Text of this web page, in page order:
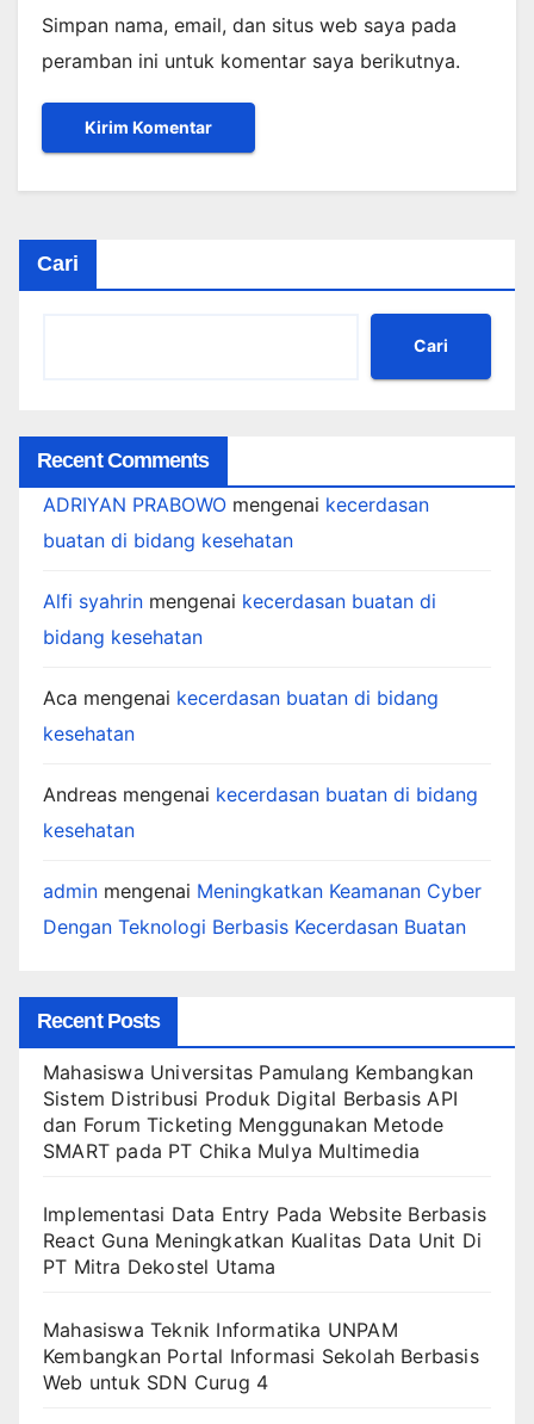
Simpan nama, email, dan situs web saya pada
peramban ini untuk komentar saya berikutnya.
Cari
Cari
Recent Comments
ADRIYAN PRABOWO mengenai kecerdasan
buatan di bidang kesehatan
Alfi syahrin mengenai kecerdasan buatan di
bidang kesehatan
Aca mengenai kecerdasan buatan di bidang
kesehatan
Andreas mengenai kecerdasan buatan di bidang
kesehatan
admin mengenai Meningkatkan Keamanan Cyber
Dengan Teknologi Berbasis Kecerdasan Buatan
Recent Posts
Mahasiswa Universitas Pamulang Kembangkan
Sistem Distribusi Produk Digital Berbasis API
dan Forum Ticketing Menggunakan Metode
SMART pada PT Chika Mulya Multimedia
Implementasi Data Entry Pada Website Berbasis
React Guna Meningkatkan Kualitas Data Unit Di
PT Mitra Dekostel Utama
Mahasiswa Teknik Informatika UNPAM
Kembangkan Portal Informasi Sekolah Berbasis
Web untuk SDN Curug 4